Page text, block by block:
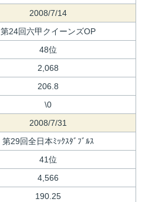
2008/7/14
第24回六甲クイーンズOP
48位
2,068
206.8
\0
2008/7/31
第29回全日本ﾐｯｸｽﾀﾞﾌﾞﾙｽ
41位
4,566
190.25